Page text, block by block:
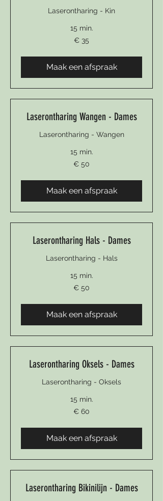
Laserontharing - Kin
15 min.
€ 35
Maak een afspraak
Laserontharing Wangen - Dames
Laserontharing - Wangen
15 min.
€ 50
Maak een afspraak
Laserontharing Hals - Dames
Laserontharing - Hals
15 min.
€ 50
Maak een afspraak
Laserontharing Oksels - Dames
Laserontharing - Oksels
15 min.
€ 60
Maak een afspraak
Laserontharing Bikinilijn - Dames